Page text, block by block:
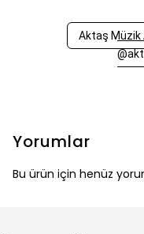
Aktaş Müzik
Yorumlar
Bu ürün için henüz